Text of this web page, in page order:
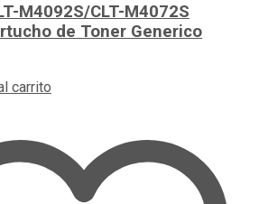
M4092S/CLT-M4072S
de Toner Generico
carrito